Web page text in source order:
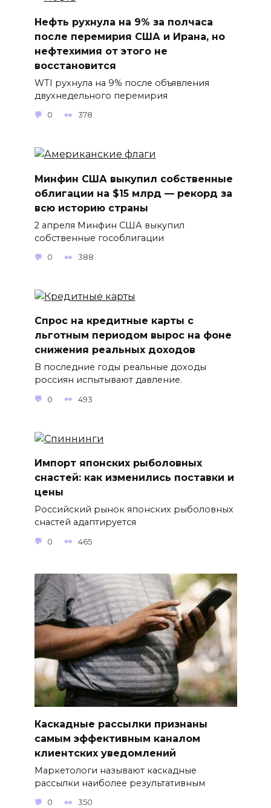
Нефть рухнула на 9% за полчаса
после перемирия США и Ирана, но
нефтехимия от этого не
восстановится
WTI рухнула на 9% после объявления
двухнедельного перемирия
0 378
Минфин США выкупил собственные
облигации на $15 млрд — рекорд за
всю историю страны
2 апреля Минфин США выкупил
собственные гособлигации
0 388
Спрос на кредитные карты с
льготным периодом вырос на фоне
снижения реальных доходов
В последние годы реальные доходы
россиян испытывают давление.
0 493
Импорт японских рыболовных
снастей: как изменились поставки и
цены
Российский рынок японских рыболовных
снастей адаптируется
0 465
Каскадные рассылки признаны
самым эффективным каналом
клиентских уведомлений
Маркетологи называют каскадные
рассылки наиболее результативным
0 350